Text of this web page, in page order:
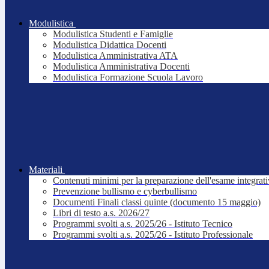
Modulistica
Modulistica Studenti e Famiglie
Modulistica Didattica Docenti
Modulistica Amministrativa ATA
Modulistica Amministrativa Docenti
Modulistica Formazione Scuola Lavoro
Materiali
Contenuti minimi per la preparazione dell'esame
Prevenzione bullismo e cyberbullismo
Documenti Finali classi quinte (documento 15 maggio)
Libri di testo a.s. 2026/27
Programmi svolti a.s. 2025/26 - Istituto Tecnico
Programmi svolti a.s. 2025/26 - Istituto Professionale